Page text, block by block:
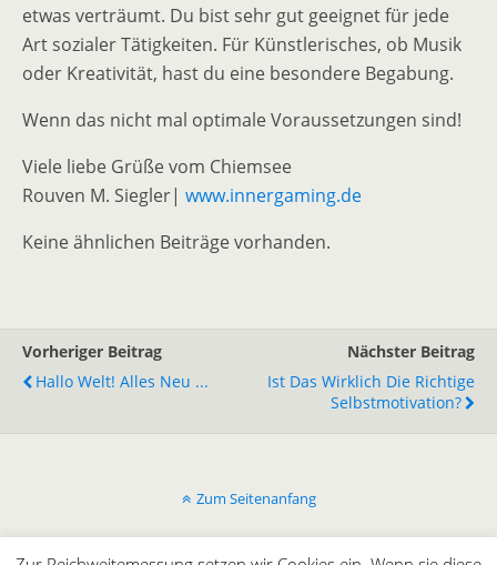
etwas verträumt. Du bist sehr gut geeignet für jede
Art sozialer Tätigkeiten. Für Künstlerisches, ob Musik
oder Kreativität, hast du eine besondere Begabung.
Wenn das nicht mal optimale Voraussetzungen sind!
Viele liebe Grüße vom Chiemsee
Rouven M. Siegler| www.innergaming.de
Keine ähnlichen Beiträge vorhanden.
Vorheriger Beitrag
Hallo Welt! Alles Neu ...
Nächster Beitrag
Ist Das Wirklich Die Richtige
Selbstmotivation?
Zum Seitenanfang
Desktop